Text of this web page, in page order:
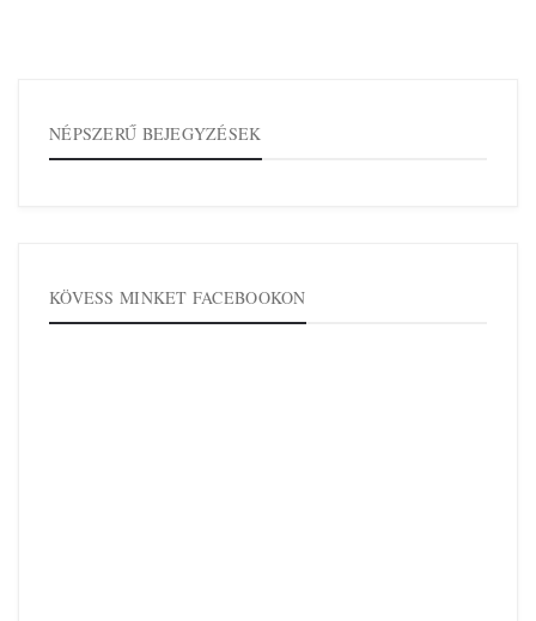
NÉPSZERŰ BEJEGYZÉSEK
KÖVESS MINKET FACEBOOKON